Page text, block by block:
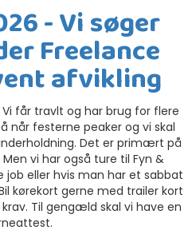
- Vi søger
Freelance
afvikling
får travlt og har brug for flere
når festerne peaker og vi skal
Det er primært på
vi har også ture til Fyn &
job eller hvis man har et sabbat
kørekort gerne med trailer kort
Til gengæld skal vi have en